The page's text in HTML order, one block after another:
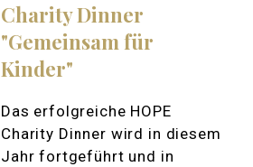
Charity Dinner
"Gemeinsam für
Kinder"
Das erfolgreiche HOPE
Charity Dinner wird in diesem
Jahr fortgeführt und in